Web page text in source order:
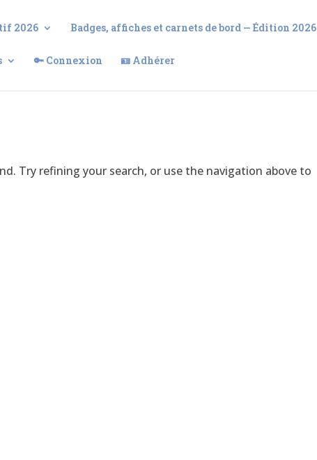
2026 Badges, affiches et carnets de bord — Édition 2026
🔑 Connexion 🪪 Adhérer
Try refining your search, or use the navigation above to